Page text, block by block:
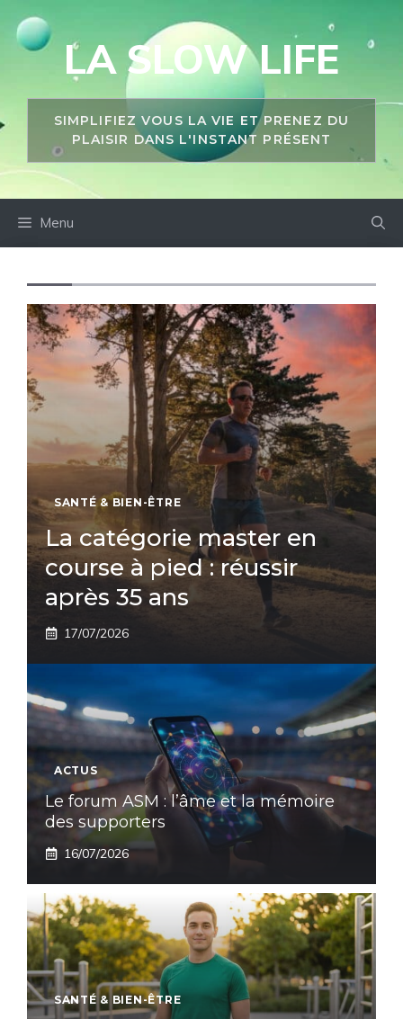
LA SLOW LIFE
SIMPLIFIEZ VOUS LA VIE ET PRENEZ DU
PLAISIR DANS L'INSTANT PRÉSENT
Menu
SANTÉ & BIEN-ÊTRE
La catégorie master en
course à pied : réussir
après 35 ans
17/07/2026
ACTUS
Le forum ASM : l’âme et la mémoire
des supporters
16/07/2026
SANTÉ & BIEN-ÊTRE